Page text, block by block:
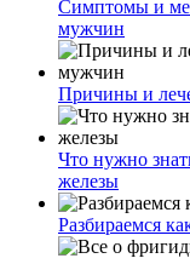
Симптомы и
мужчин
Причины и
Что нужно
железы
Разбираемся